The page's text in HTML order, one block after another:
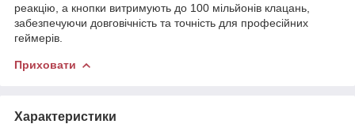
реакцію, а кнопки витримують до 100 мільйонів клацань,
забезпечуючи довговічність та точність для професійних
геймерів.
Приховати
Характеристики